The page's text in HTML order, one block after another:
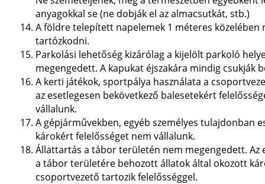
anyagokkal se (ne dobják el az almacsutkát, stb.)
A földre telepített napelemek 1 méteres közelében
tartózkodni.
Parkolási lehetőség kizárólag a kijelölt parkoló
megengedett. A kapukat éjszakára mindig csukják
A kerti játékok, sportpálya használata a
az esetlegesen bekövetkező balesetekért
vállalunk.
A gépjárművekben, egyéb személyes tulajdonban
károkért felelősséget nem vállalunk.
Állattartás a tábor területén nem megengedett. Az
a tábor területére behozott állatok által okozott
csoportvezető tartozik felelősséggel.